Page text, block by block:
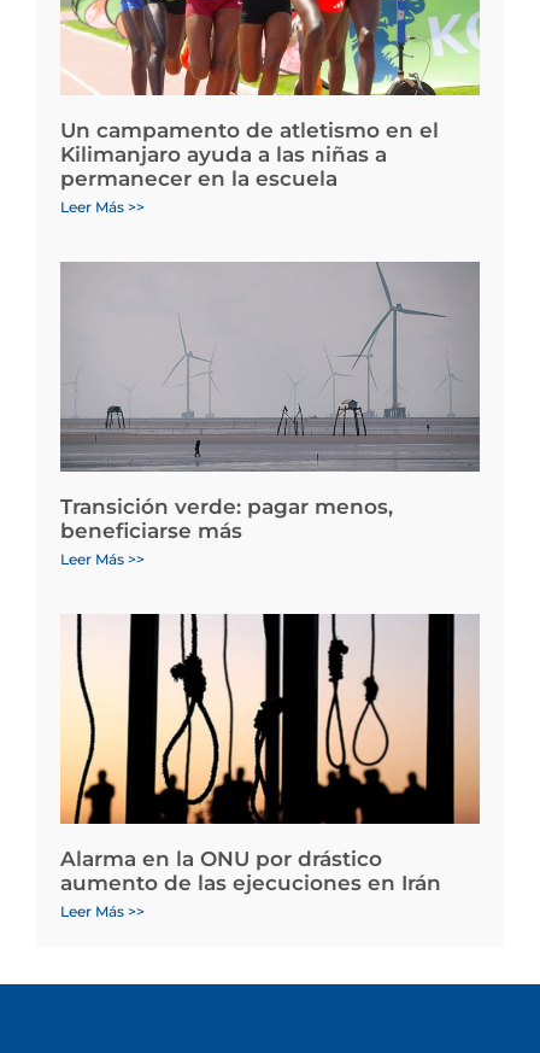
Un campamento de atletismo en el
Kilimanjaro ayuda a las niñas a
permanecer en la escuela
Leer Más >>
Transición verde: pagar menos,
beneficiarse más
Leer Más >>
Alarma en la ONU por drástico
aumento de las ejecuciones en Irán
Leer Más >>